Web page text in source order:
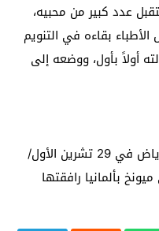
عدد كبير من محبيه،
بقاءه في التنويم
أولاً بأول، ووضعه إلى
وعاد الفنان ” أبو بكر سالم ” إلى الرياض في 29 تشرين الأول/
بألمانيا رافقتها